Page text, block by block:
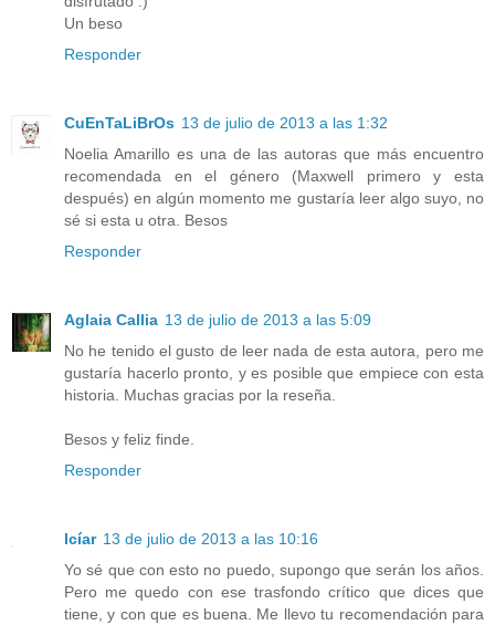
Un beso
Responder
CuEnTaLiBrOs 13 de julio de 2013 a las 1:32
Noelia Amarillo es una de las autoras que más encuentro
recomendada en el género (Maxwell primero y esta
después) en algún momento me gustaría leer algo suyo, no
sé si esta u otra. Besos
Responder
Aglaia Callia 13 de julio de 2013 a las 5:09
No he tenido el gusto de leer nada de esta autora, pero me
gustaría hacerlo pronto, y es posible que empiece con esta
historia. Muchas gracias por la reseña.
Besos y feliz finde.
Responder
Icíar 13 de julio de 2013 a las 10:16
Yo sé que con esto no puedo, supongo que serán los años.
Pero me quedo con ese trasfondo crítico que dices que
tiene, y con que es buena. Me llevo tu recomendación para